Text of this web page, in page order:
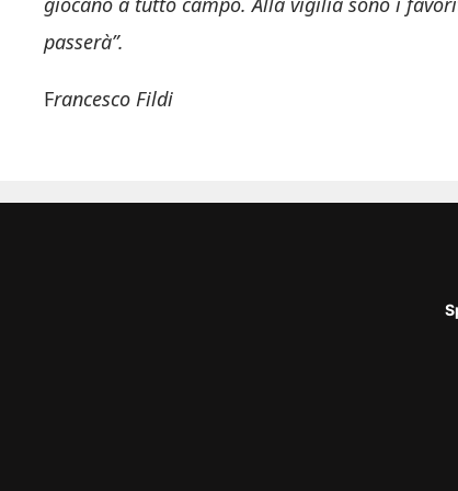
passerà”.
Francesco Fildi